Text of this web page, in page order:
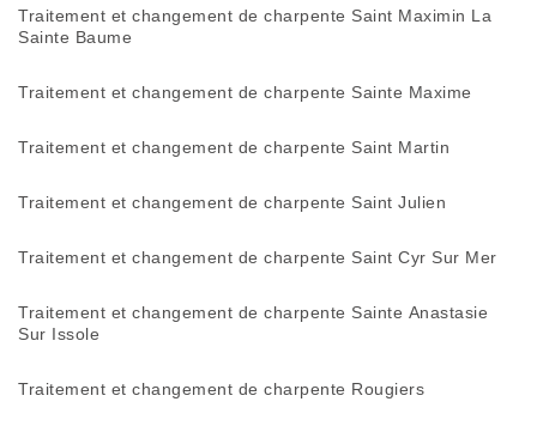
Traitement et changement de charpente Saint Maximin La
Sainte Baume
Traitement et changement de charpente Sainte Maxime
Traitement et changement de charpente Saint Martin
Traitement et changement de charpente Saint Julien
Traitement et changement de charpente Saint Cyr Sur Mer
Traitement et changement de charpente Sainte Anastasie
Sur Issole
Traitement et changement de charpente Rougiers